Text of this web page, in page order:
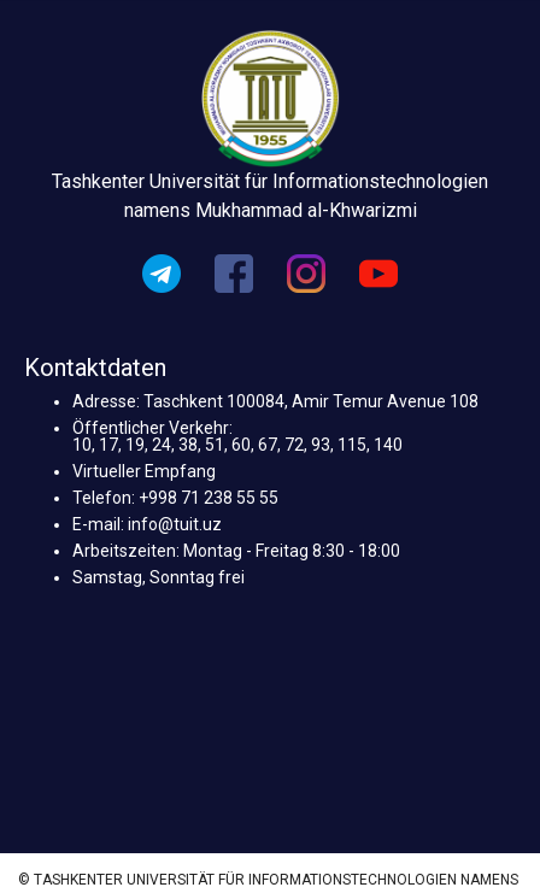
Tashkenter Universität für Informationstechnologien
namens Mukhammad al-Khwarizmi
Kontaktdaten
Adresse: Taschkent 100084, Amir Temur Avenue 108
Öffentlicher Verkehr:
10, 17, 19, 24, 38, 51, 60, 67, 72, 93, 115, 140
Virtueller Empfang
Telefon: +998 71 238 55 55
E-mail: info@tuit.uz
Arbeitszeiten: Montag - Freitag 8:30 - 18:00
Samstag, Sonntag frei
© TASHKENTER UNIVERSITÄT FÜR INFORMATIONSTECHNOLOGIEN NAMENS